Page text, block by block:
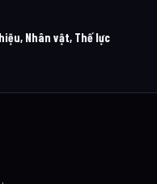
Nhân vật, Thế lực